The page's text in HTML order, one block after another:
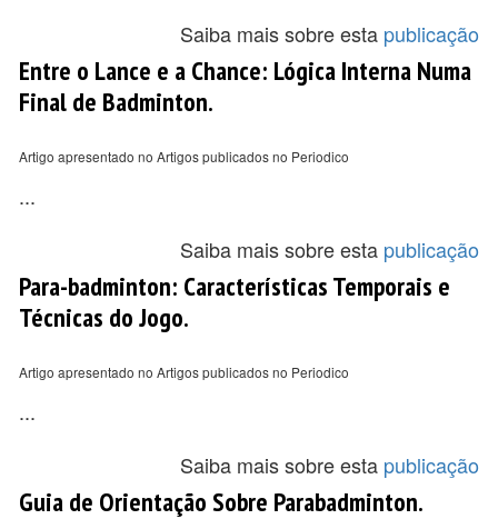
Saiba mais sobre esta publicação
Entre o Lance e a Chance: Lógica Interna Numa
Final de Badminton.
Artigo apresentado no Artigos publicados no Periodico
...
Saiba mais sobre esta publicação
Para-badminton: Características Temporais e
Técnicas do Jogo.
Artigo apresentado no Artigos publicados no Periodico
...
Saiba mais sobre esta publicação
Guia de Orientação Sobre Parabadminton.